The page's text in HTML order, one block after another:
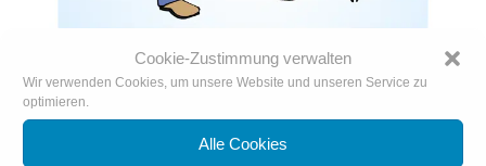
Cookie-Zustimmung verwalten
Wir verwenden Cookies, um unsere Website und unseren Service zu
optimieren.
Alle Cookies
Silvester
31. Dez.. 2018